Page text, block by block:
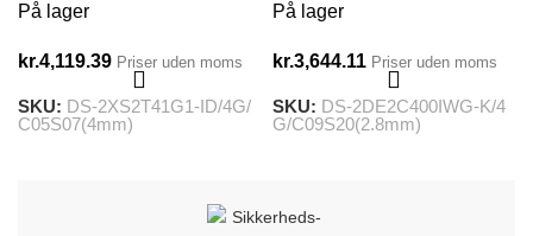
På lager
kr.4,119.39 Priser uden moms
SKU: DS-2XS2T41G1-ID/4G/
C05S07(4mm)
På lager
kr.3,644.11 Priser uden moms
SKU: DS-2DE2C400IWG-K/4
G/C09S20(2.8mm)